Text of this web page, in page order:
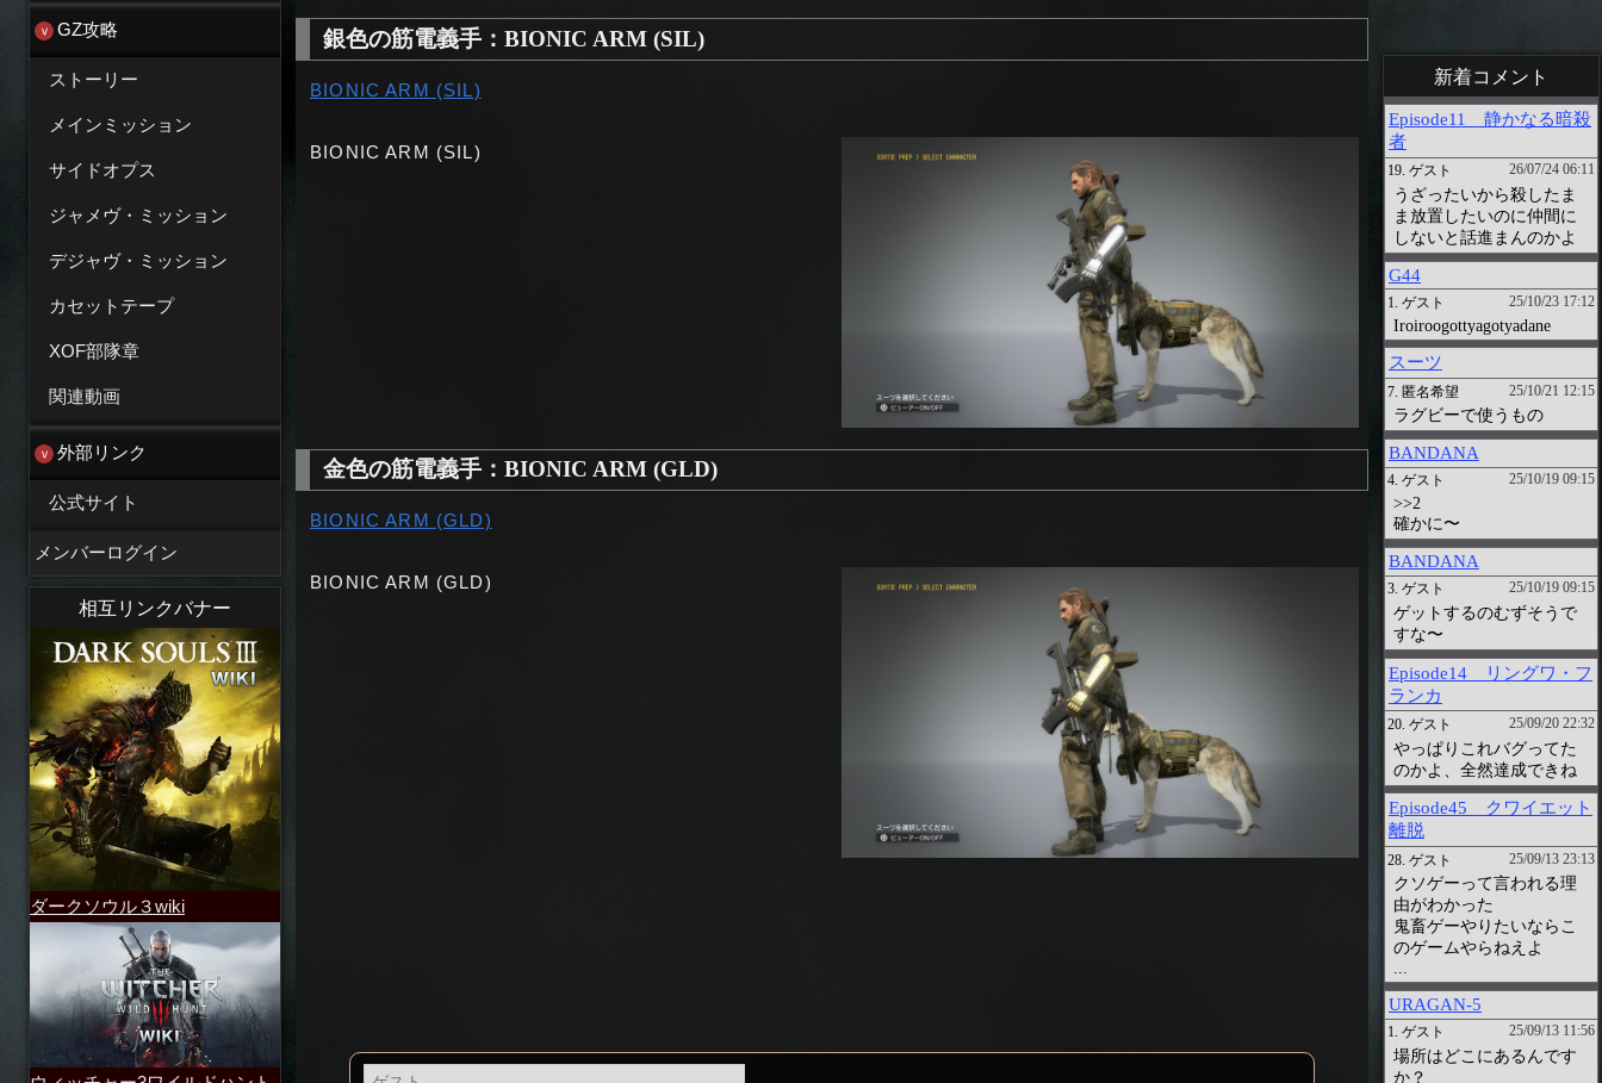
新着コメント
銀色の筋電義手：BIONIC ARM (SIL)
BIONIC ARM (SIL)
BIONIC ARM (SIL)
金色の筋電義手：BIONIC ARM (GLD)
BIONIC ARM (GLD)
BIONIC ARM (GLD)
GZ攻略
ストーリー
メインミッション
サイドオプス
ジャメヴ・ミッション
デジャヴ・ミッション
カセットテープ
XOF部隊章
関連動画
外部リンク
公式サイト
メンバーログイン
相互リンクバナー
ダークソウル３wiki